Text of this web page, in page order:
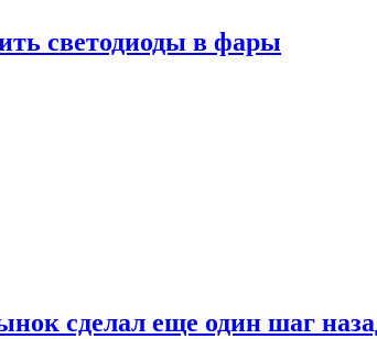
светодиоды в фары
сделал еще один шаг